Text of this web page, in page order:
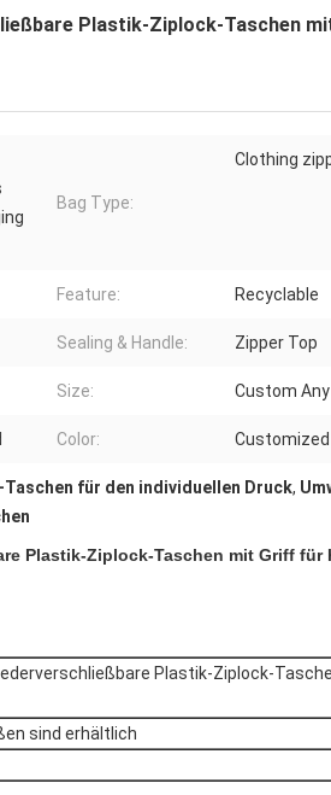
Plastik-Ziplock-Taschen
Bag Type:
Clothing
Feature: Recyclable
Sealing & Handle: Zipper Top
Size: Custom
Color:
für den individuellen Druck,
Plastik-Ziplock-Taschen mit Griff für
Plastik-Ziplock-
sind erhältlich